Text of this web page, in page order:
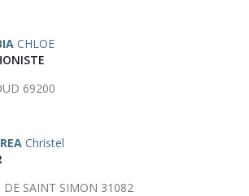
CHLOE
69200
Christel
SAINT SIMON 31082